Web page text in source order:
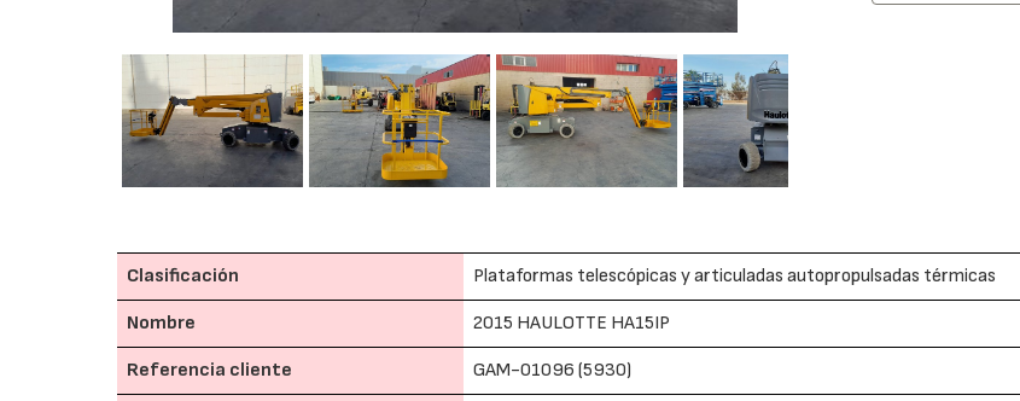
Clasificación Plataformas telescópicas y articuladas autopropulsadas térmicas
Nombre 2015 HAULOTTE HA15IP
Referencia cliente GAM-01096 (5930)